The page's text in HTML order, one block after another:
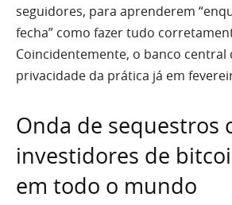
seguidores, para aprenderem
fecha” como fazer tudo
Coincidentemente, o banco
privacidade da prática já em
Onda de sequestros
investidores de
em todo o mundo